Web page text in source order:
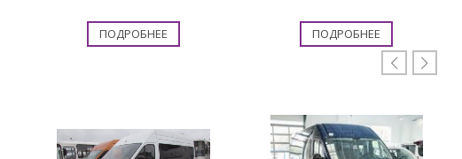
ПОДРОБНЕЕ ПОДРОБНЕЕ
 